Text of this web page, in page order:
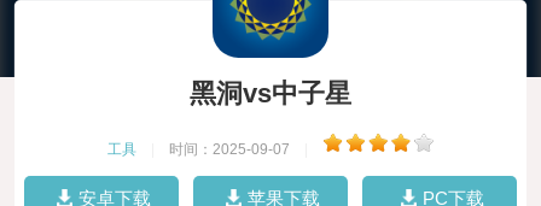
黑洞vs中子星
工具 时间：2025-09-07
安卓下载 苹果下载 PC下载